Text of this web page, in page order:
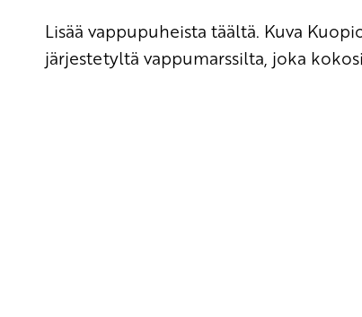
Lisää vappupuheista täältä. Kuva
järjestetyltä vappumarssilta, joka